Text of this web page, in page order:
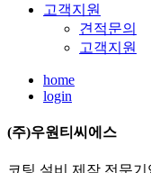
고객지원
견적문의
고객지원
home
login
(주)우원티씨에스